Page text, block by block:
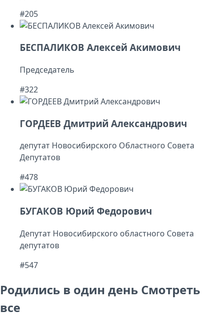
#205
БЕСПАЛИКОВ Алексей Акимович
Председатель
#322
ГОРДЕЕВ Дмитрий Александрович
депутат Новосибирского Областного Совета
Депутатов
#478
БУГАКОВ Юрий Федорович
Депутат Новосибирского областного Совета
депутатов
#547
Родились в один день Смотреть
все